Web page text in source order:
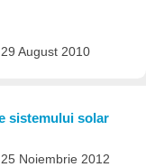
August 2010
sistemului solar
Noiembrie 2012